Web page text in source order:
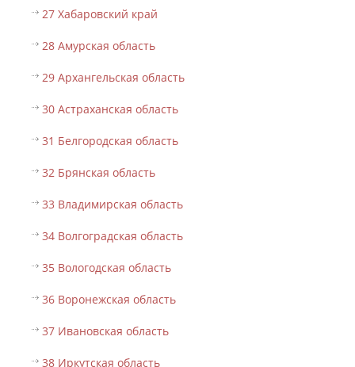
27 Хабаровский край
28 Амурская область
29 Архангельская область
30 Астраханская область
31 Белгородская область
32 Брянская область
33 Владимирская область
34 Волгоградская область
35 Вологодская область
36 Воронежская область
37 Ивановская область
38 Иркутская область